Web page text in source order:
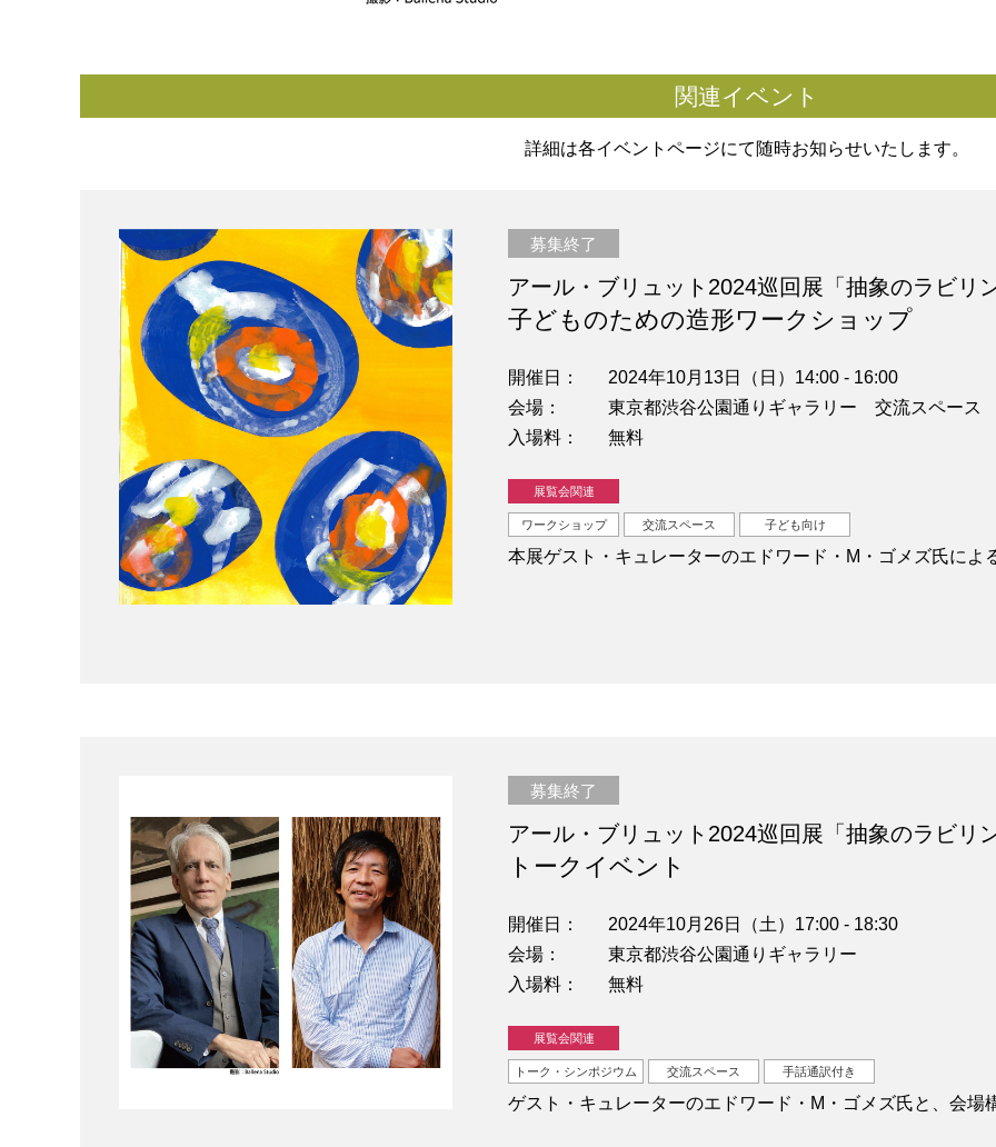
関連イベント
詳細は各イベントページにて随時お知らせいたします。
募集終了
アール・ブリュット2024巡回展「抽象のラビリ
子どものための造形ワークショップ
開催日
2024年10月13日（日）14:00 - 16:00
会場
東京都渋谷公園通りギャラリー 交流スペース
入場料
無料
展覧会関連
ワークショップ 交流スペース 子ども向け
本展ゲスト・キュレーターのエドワード・M・ゴメズ氏によ
募集終了
アール・ブリュット2024巡回展「抽象のラビリ
トークイベント
開催日
2024年10月26日（土）17:00 - 18:30
会場
東京都渋谷公園通りギャラリー
入場料
無料
展覧会関連
トーク・シンポジウム 交流スペース 手話通訳付き
ゲスト・キュレーターのエドワード・M・ゴメズ氏と、会場